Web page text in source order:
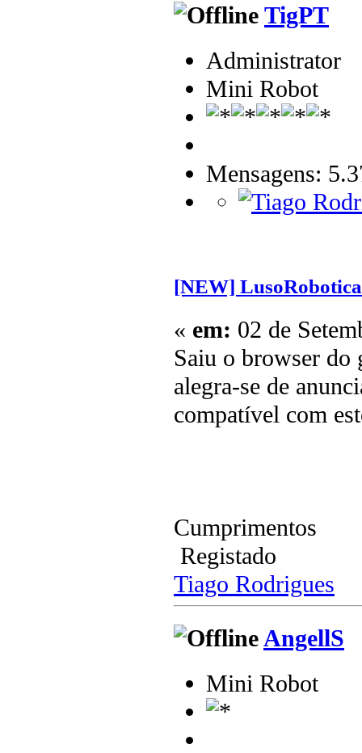
TigPT
Administrator
Mini Robot
Mensagens:
[NEW]
« em: 02 de
Saiu o browser do
alegra-se de
compatível com
Cumprimentos
Registado
Tiago Rodrigues
AngellS
Mini Robot